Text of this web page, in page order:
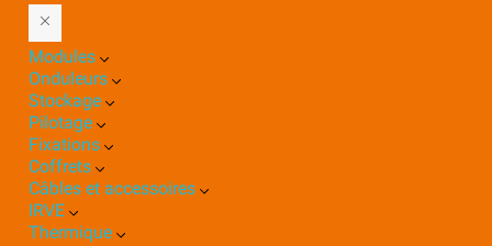
Modules
Onduleurs
Stockage
Pilotage
Fixations
Coffrets
Câbles et accessoires
IRVE
Thermique